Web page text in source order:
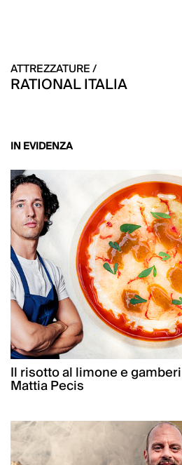
ATTREZZATURE /
RATIONAL ITALIA
IN EVIDENZA
Il risotto al limone e
Mattia Pecis